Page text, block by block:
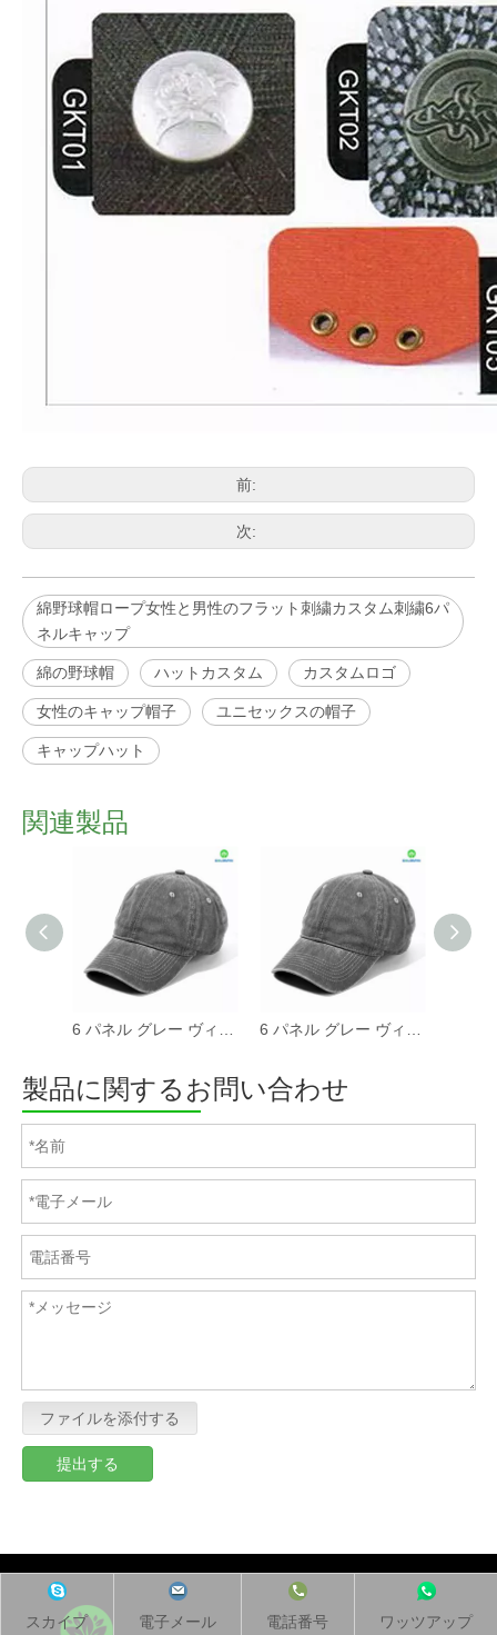
前:
次:
綿野球帽ロープ女性と男性のフラット刺繍カスタム刺繍6パ
ネルキャップ
綿の野球帽 ハットカスタム カスタムロゴ
女性のキャップ帽子 ユニセックスの帽子
キャップハット
関連製品
製品に関するお問い合わせ
ファイルを添付する
提出する
スカイプ 電子メール 電話番号 ワッツアップ